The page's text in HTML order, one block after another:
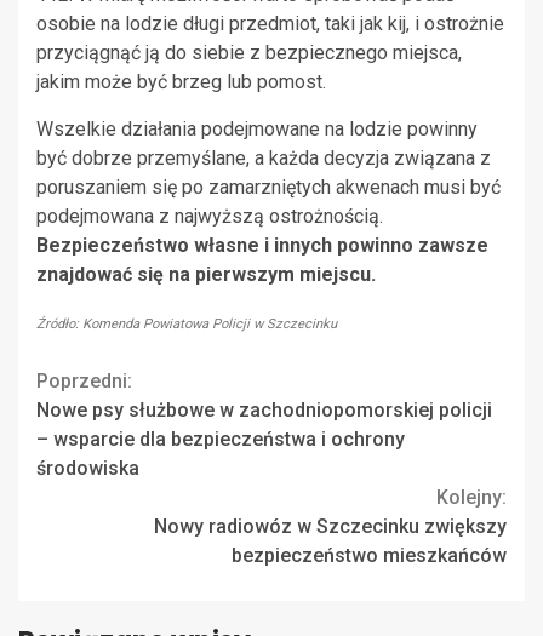
osobie na lodzie długi przedmiot, taki jak kij, i ostrożnie
przyciągnąć ją do siebie z bezpiecznego miejsca,
jakim może być brzeg lub pomost.
Wszelkie działania podejmowane na lodzie powinny
być dobrze przemyślane, a każda decyzja związana z
poruszaniem się po zamarzniętych akwenach musi być
podejmowana z najwyższą ostrożnością.
Bezpieczeństwo własne i innych powinno zawsze
znajdować się na pierwszym miejscu.
Źródło: Komenda Powiatowa Policji w Szczecinku
Continue
Reading
Poprzedni:
Nowe psy służbowe w zachodniopomorskiej policji
– wsparcie dla bezpieczeństwa i ochrony
środowiska
Kolejny:
Nowy radiowóz w Szczecinku zwiększy
bezpieczeństwo mieszkańców